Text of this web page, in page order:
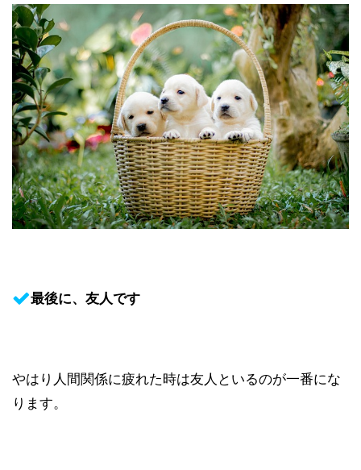
最後に、友人です
やはり人間関係に疲れた時は友人といるのが一番にな
ります。